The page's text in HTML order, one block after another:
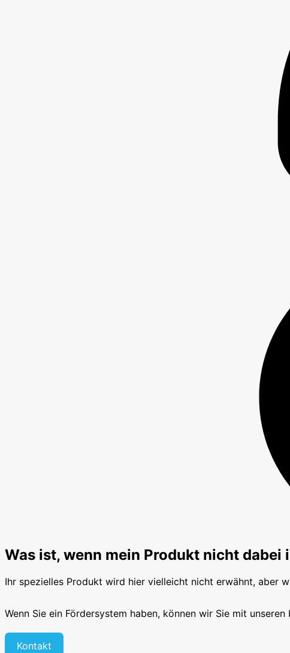
Was ist, wenn mein Produkt nicht dabei
Ihr spezielles Produkt wird hier vielleicht nicht erwähnt, aber
Wenn Sie ein Fördersystem haben, können wir Sie mit
Kontakt